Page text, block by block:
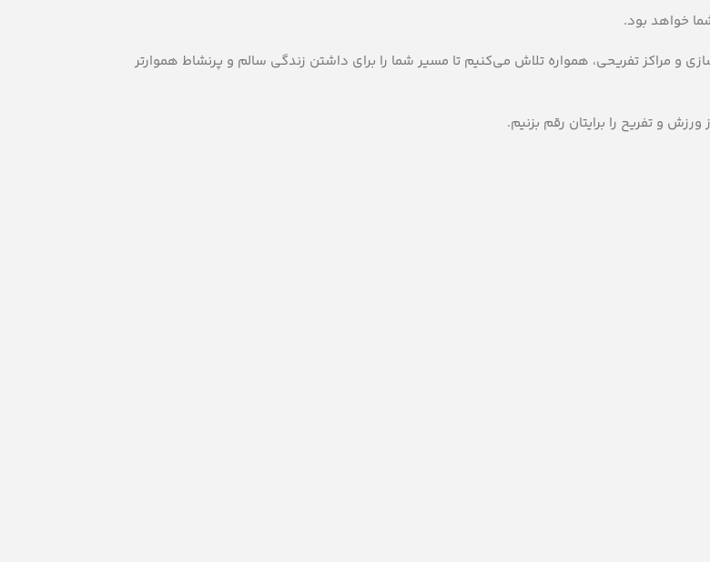
و مراکز تفریحی، همواره تلاش می‌کنیم تا مسیر شما را برای داشتن زندگی سالم و پرنشاط هموارتر
و تفریح را برایتان رقم بزنیم.